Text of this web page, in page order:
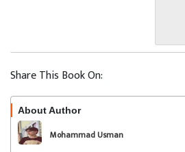
Share This Book On:
About Author
Mohammad Usman